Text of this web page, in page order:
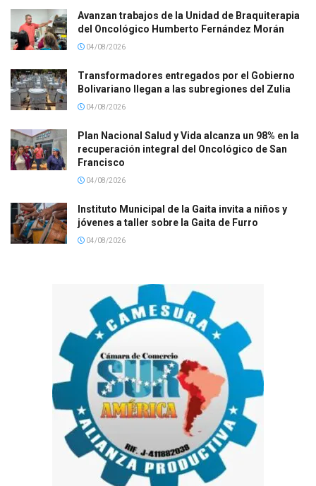
Avanzan trabajos de la Unidad de Braquiterapia
del Oncológico Humberto Fernández Morán
04/08/2026
Transformadores entregados por el Gobierno
Bolivariano llegan a las subregiones del Zulia
04/08/2026
Plan Nacional Salud y Vida alcanza un 98% en la
recuperación integral del Oncológico de San
Francisco
04/08/2026
Instituto Municipal de la Gaita invita a niños y
jóvenes a taller sobre la Gaita de Furro
04/08/2026